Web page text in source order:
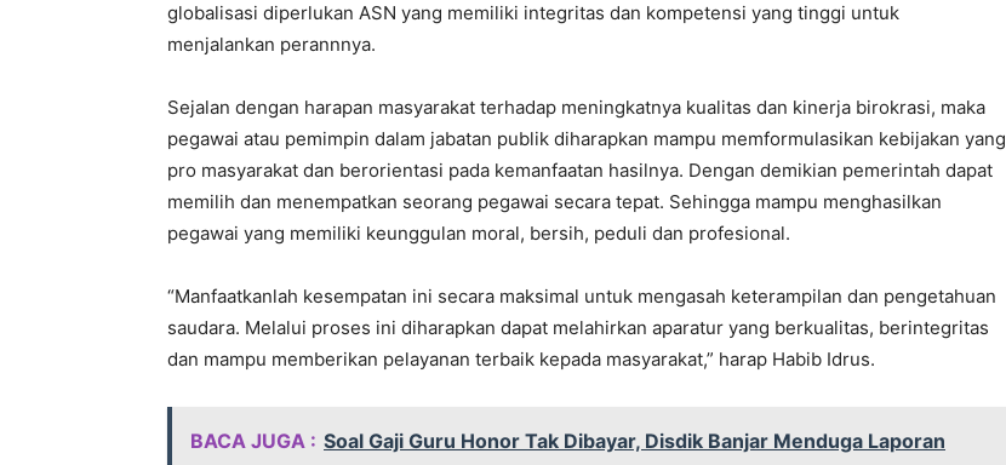
globalisasi diperlukan ASN yang memiliki integritas dan kompetensi yang tinggi untuk
menjalankan perannnya.
Sejalan dengan harapan masyarakat terhadap meningkatnya kualitas dan kinerja birokrasi, maka
pegawai atau pemimpin dalam jabatan publik diharapkan mampu memformulasikan kebijakan yang
pro masyarakat dan berorientasi pada kemanfaatan hasilnya. Dengan demikian pemerintah dapat
memilih dan menempatkan seorang pegawai secara tepat. Sehingga mampu menghasilkan
pegawai yang memiliki keunggulan moral, bersih, peduli dan profesional.
“Manfaatkanlah kesempatan ini secara maksimal untuk mengasah keterampilan dan pengetahuan
saudara. Melalui proses ini diharapkan dapat melahirkan aparatur yang berkualitas, berintegritas
dan mampu memberikan pelayanan terbaik kepada masyarakat,” harap Habib Idrus.
BACA JUGA : Soal Gaji Guru Honor Tak Dibayar, Disdik Banjar Menduga Laporan